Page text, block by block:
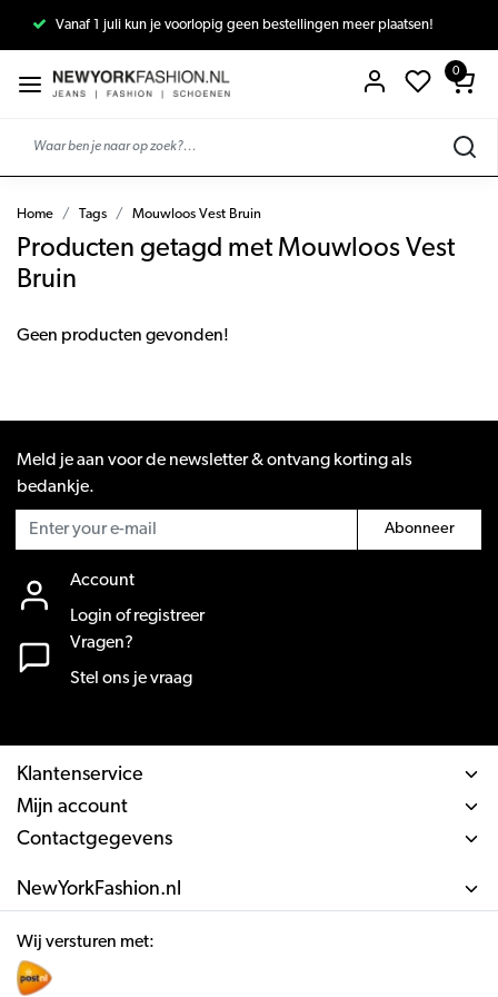
Vanaf 1 juli kun je voorlopig geen bestellingen meer plaatsen!
0
Home Tags Mouwloos Vest Bruin
Producten getagd met Mouwloos Vest
Bruin
Geen producten gevonden!
Meld je aan voor de newsletter & ontvang korting als
bedankje.
Abonneer
Account
Login of registreer
Vragen?
Stel ons je vraag
Klantenservice
Mijn account
Contactgegevens
NewYorkFashion.nl
Wij versturen met: